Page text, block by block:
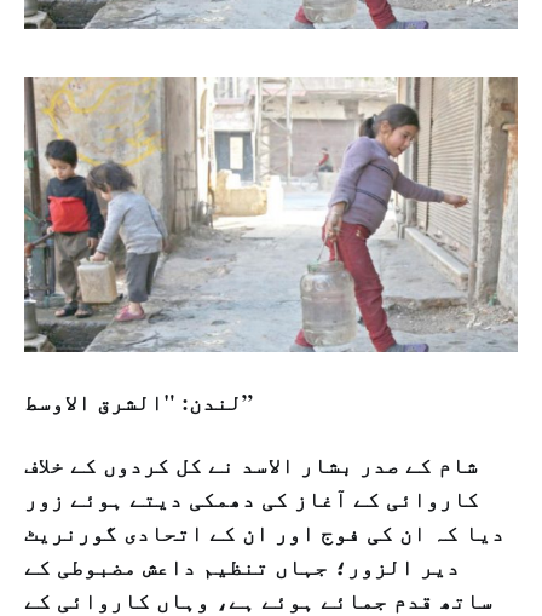
لندن: "الشرق الاوسط”
شام کے صدر بشار الاسد نے کل کردوں کے خلاف
کاروائی کے آغاز کی دھمکی دیتے ہوئے زور
دیا کہ ان کی فوج اور ان کے اتحادی گورنریٹ
دیر الزور؛ جہاں تنظیم داعش مضبوطی کے
ساتھ قدم جمائے ہوئے ہے، وہاں کاروائی کے